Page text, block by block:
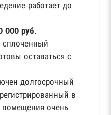
работает до
000 руб.
сплоченный
оставаться с
долгосрочный
в
помещения очень